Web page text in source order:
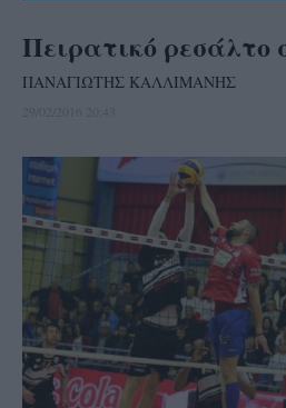
Πειρατικό
ΠΑΝΑΓΙΩΤΗΣ ΚΑΛΛΙΜΑΝΗΣ